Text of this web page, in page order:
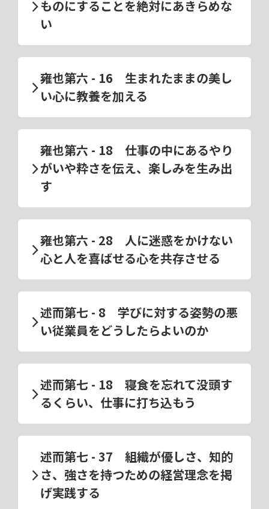
ものにすることを絶対にあきらめな
い
雍也第六 - 16 生まれたままの美し
い心に教養を加える
雍也第六 - 18 仕事の中にあるやり
がいや粋さを伝え、楽しみを生み出
す
雍也第六 - 28 人に迷惑をかけない
心と人を喜ばせる心を共存させる
述而第七 - 8 学びに対する姿勢の悪
い従業員をどうしたらよいのか
述而第七 - 18 寝食を忘れて没頭す
るくらい、仕事に打ち込もう
述而第七 - 37 組織が優しさ、知的
さ、強さを持つための経営理念を掲
げ実践する